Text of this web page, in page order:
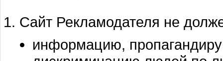
Сайт Рекламодателя не
информацию,